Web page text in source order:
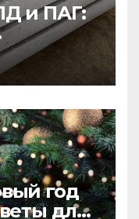
и ПАГ:
год
для